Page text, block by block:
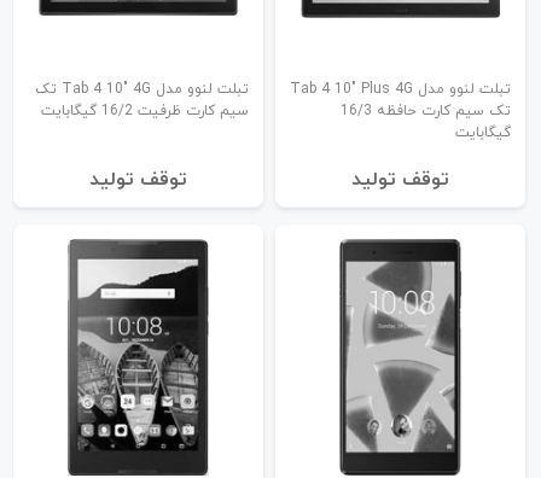
تبلت لنوو مدل Tab 4 10" Plus 4G
تک سیم کارت حافظه 16/3
گیگابایت
توقف تولید
تبلت لنوو مدل Tab 4 10" 4G تک
سیم کارت ظرفیت 16/2 گیگابایت
توقف تولید